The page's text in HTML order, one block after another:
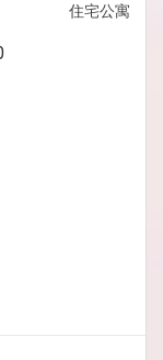
住宅公寓